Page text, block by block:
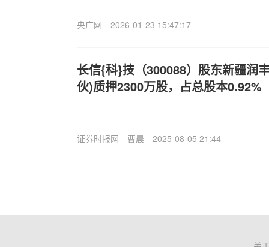
央广网 2026-01-23 15:47:17
长信{科}技（300088）股东新疆润
伙)质押2300万股，占总股本0.92%
证券时报网 曹晨 2025-08-05 21:44